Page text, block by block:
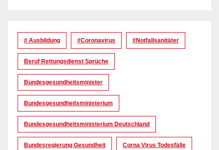
# Ausbildung #coronavirus #Notfallsanitäter
Beruf Rettungsdienst Sprüche
Bundesgesundheitsminister
Bundesgesundheitsministerium
Bundesgesundheitsministerium Deutschland
Bundesregierung Gesundheit Corna Virus Todesfälle